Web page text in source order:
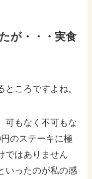
が・・・実食
ころですよね。
可もなく不可もな
のステーキに極
ではありません
いったのが私の感